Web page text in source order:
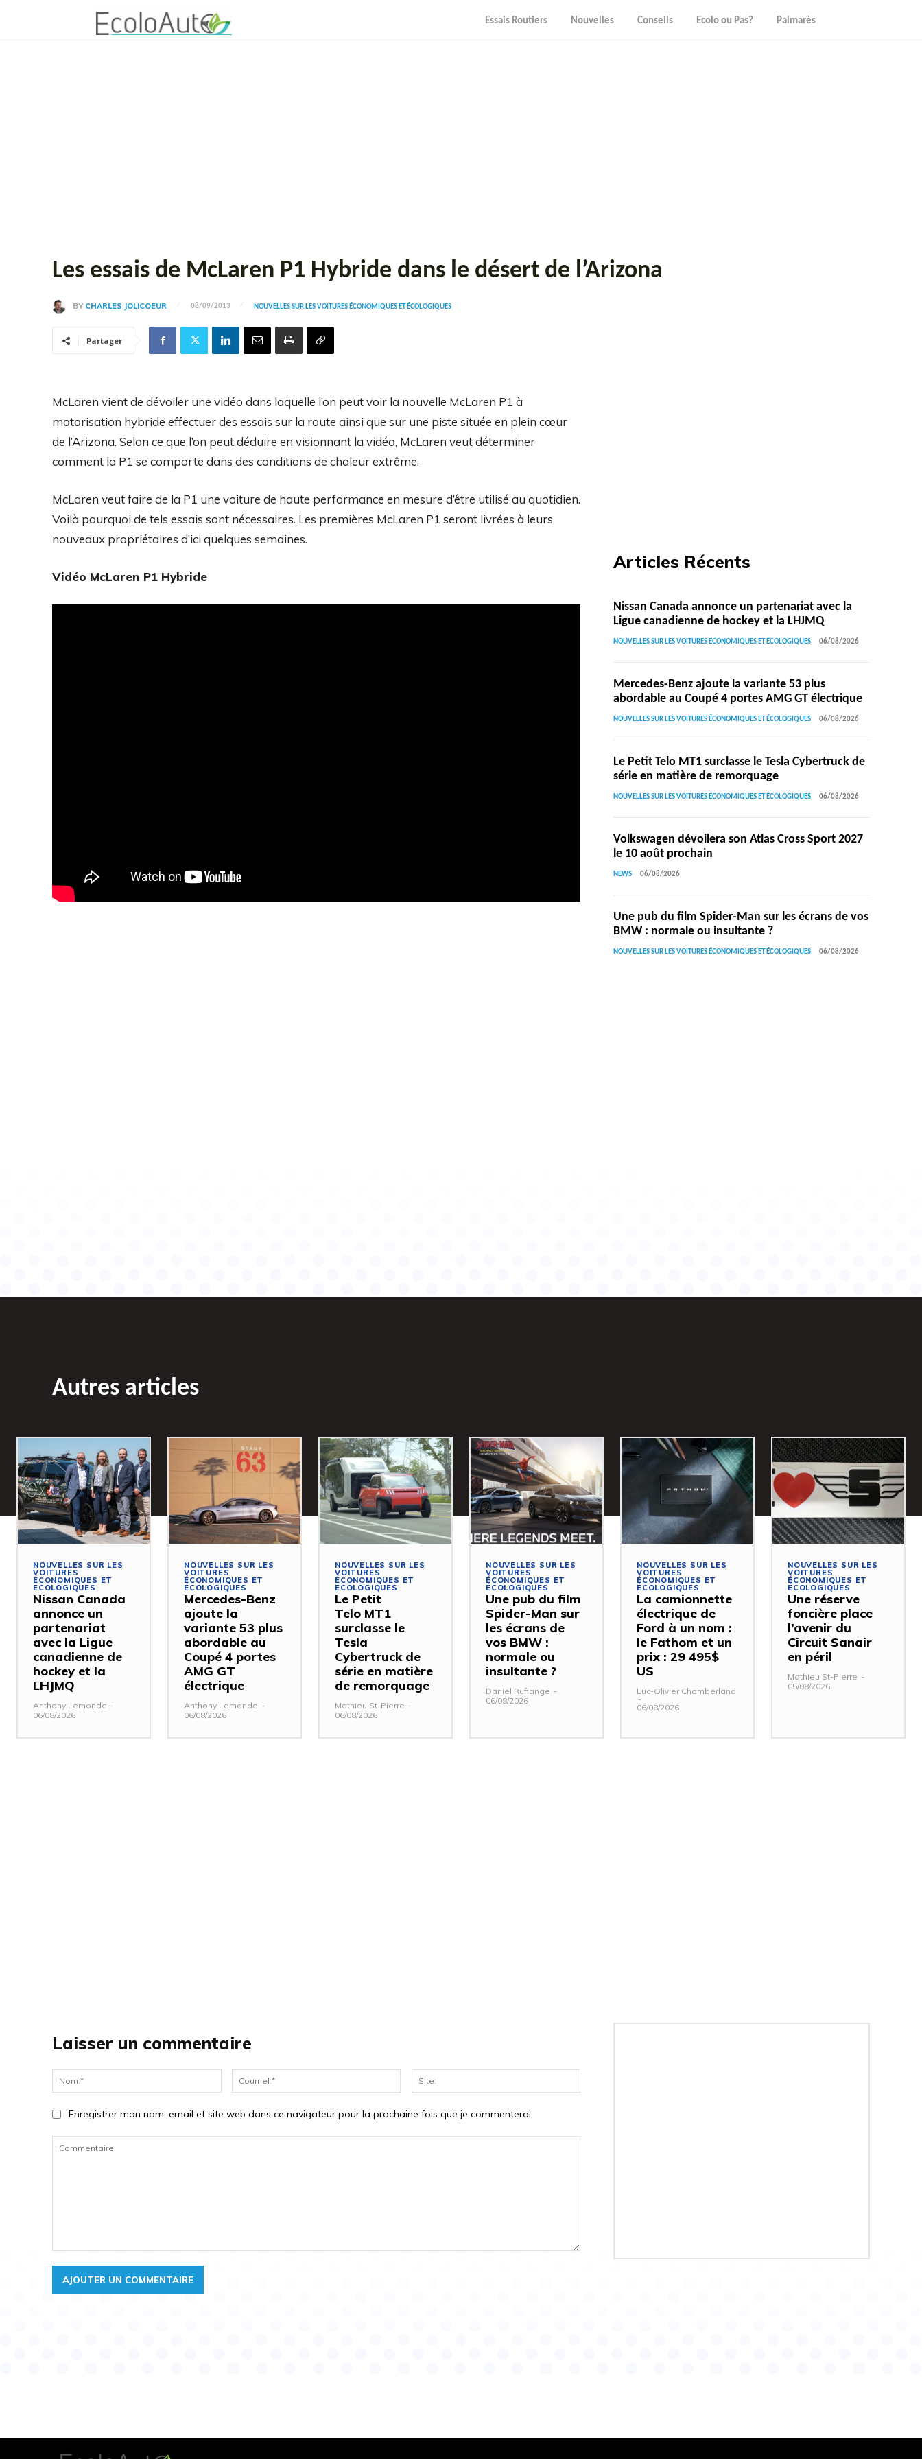
Essais Routiers Nouvelles Conseils Ecolo ou Pas? Palmarès
Les essais de McLaren P1 Hybride dans le désert de l’Arizona
BY CHARLES JOLICOEUR 08/09/2013 NOUVELLES SUR LES VOITURES ÉCONOMIQUES ET ÉCOLOGIQUES
Partager
McLaren vient de dévoiler une vidéo dans laquelle l’on peut voir la nouvelle McLaren P1 à
motorisation hybride effectuer des essais sur la route ainsi que sur une piste située en plein cœur
de l’Arizona. Selon ce que l’on peut déduire en visionnant la vidéo, McLaren veut déterminer
comment la P1 se comporte dans des conditions de chaleur extrême.
McLaren veut faire de la P1 une voiture de haute performance en mesure d’être utilisé au quotidien.
Voilà pourquoi de tels essais sont nécessaires. Les premières McLaren P1 seront livrées à leurs
nouveaux propriétaires d’ici quelques semaines.
Vidéo McLaren P1 Hybride
Articles Récents
Nissan Canada annonce un partenariat avec la
Ligue canadienne de hockey et la LHJMQ
NOUVELLES SUR LES VOITURES ÉCONOMIQUES ET ÉCOLOGIQUES 06/08/2026
Mercedes-Benz ajoute la variante 53 plus
abordable au Coupé 4 portes AMG GT électrique
NOUVELLES SUR LES VOITURES ÉCONOMIQUES ET ÉCOLOGIQUES 06/08/2026
Le Petit Telo MT1 surclasse le Tesla Cybertruck de
série en matière de remorquage
NOUVELLES SUR LES VOITURES ÉCONOMIQUES ET ÉCOLOGIQUES 06/08/2026
Volkswagen dévoilera son Atlas Cross Sport 2027
le 10 août prochain
NEWS 06/08/2026
Une pub du film Spider-Man sur les écrans de vos
BMW : normale ou insultante ?
NOUVELLES SUR LES VOITURES ÉCONOMIQUES ET ÉCOLOGIQUES 06/08/2026
Autres articles
NOUVELLES SUR LES
VOITURES
ÉCONOMIQUES ET
ÉCOLOGIQUES
Nissan Canada
annonce un
partenariat
avec la Ligue
canadienne de
hockey et la
LHJMQ
Anthony Lemonde -
06/08/2026
NOUVELLES SUR LES
VOITURES
ÉCONOMIQUES ET
ÉCOLOGIQUES
Mercedes-Benz
ajoute la
variante 53 plus
abordable au
Coupé 4 portes
AMG GT
électrique
Anthony Lemonde -
06/08/2026
NOUVELLES SUR LES
VOITURES
ÉCONOMIQUES ET
ÉCOLOGIQUES
Le Petit
Telo MT1
surclasse le
Tesla
Cybertruck de
série en matière
de remorquage
Mathieu St-Pierre -
06/08/2026
NOUVELLES SUR LES
VOITURES
ÉCONOMIQUES ET
ÉCOLOGIQUES
Une pub du film
Spider-Man sur
les écrans de
vos BMW :
normale ou
insultante ?
Daniel Rufiange -
06/08/2026
NOUVELLES SUR LES
VOITURES
ÉCONOMIQUES ET
ÉCOLOGIQUES
La camionnette
électrique de
Ford à un nom :
le Fathom et un
prix : 29 495$
US
Luc-Olivier Chamberland
-
06/08/2026
NOUVELLES SUR LES
VOITURES
ÉCONOMIQUES ET
ÉCOLOGIQUES
Une réserve
foncière place
l’avenir du
Circuit Sanair
en péril
Mathieu St-Pierre -
05/08/2026
Laisser un commentaire
Enregistrer mon nom, email et site web dans ce navigateur pour la prochaine fois que je commenterai.